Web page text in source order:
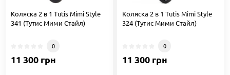
Коляска 2 в 1 Tutis Mimi Style
341 (Тутис Мими Стайл)
0
11 300 грн
Коляска 2 в 1 Tutis Mimi Style
324 (Тутис Мими Стайл)
0
11 300 грн